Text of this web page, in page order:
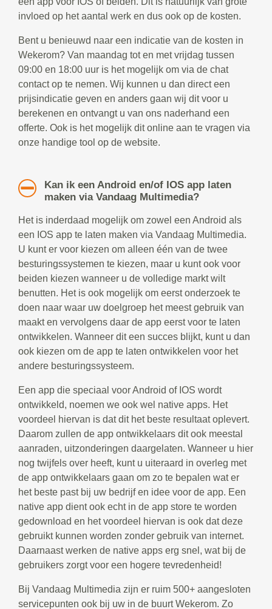
invloed op het aantal werk en dus ook op de kosten.
Bent u benieuwd naar een indicatie van de kosten in
Wekerom? Van maandag tot en met vrijdag tussen
09:00 en 18:00 uur is het mogelijk om via de chat
contact op te nemen. Wij kunnen u dan direct een
prijsindicatie geven en anders gaan wij dit voor u
berekenen en ontvangt u van ons naderhand een
offerte. Ook is het mogelijk dit online aan te vragen via
onze handige tool op de website.
Kan ik een Android en/of IOS app laten
maken via Vandaag Multimedia?
Het is inderdaad mogelijk om zowel een Android als
een IOS app te laten maken via Vandaag Multimedia.
U kunt er voor kiezen om alleen één van de twee
besturingssystemen te kiezen, maar u kunt ook voor
beiden kiezen wanneer u de volledige markt wilt
benutten. Het is ook mogelijk om eerst onderzoek te
doen naar waar uw doelgroep het meest gebruik van
maakt en vervolgens daar de app eerst voor te laten
ontwikkelen. Wanneer dit een succes blijkt, kunt u dan
ook kiezen om de app te laten ontwikkelen voor het
andere besturingssysteem.
Een app die speciaal voor Android of IOS wordt
ontwikkeld, noemen we ook wel native apps. Het
voordeel hiervan is dat dit het beste resultaat oplevert.
Daarom zullen de app ontwikkelaars dit ook meestal
aanraden, uitzonderingen daargelaten. Wanneer u hier
nog twijfels over heeft, kunt u uiteraard in overleg met
de app ontwikkelaars gaan om zo te bepalen wat er
het beste past bij uw bedrijf en idee voor de app. Een
native app dient ook echt in de app store te worden
gedownload en het voordeel hiervan is ook dat deze
gebruikt kunnen worden zonder gebruik van internet.
Daarnaast werken de native apps erg snel, wat bij de
gebruikers zorgt voor een hogere tevredenheid!
Bij Vandaag Multimedia zijn er ruim 500+ aangesloten
servicepunten ook bij uw in de buurt Wekerom. Zo